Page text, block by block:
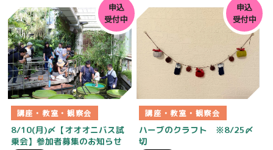
申込
受付中
講座・教室・観察会
8/10(月)〆【オオオニバス試
乗会】参加者募集のお知らせ
申込
受付中
講座・教室・観察会
ハーブのクラフト ※8/25〆
切